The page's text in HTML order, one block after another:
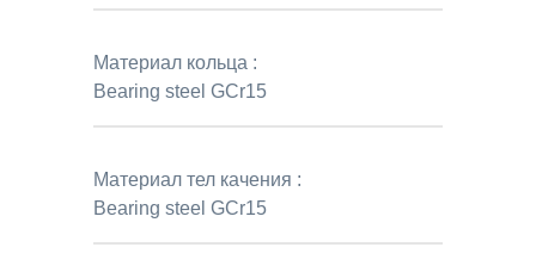
Материал кольца :
Bearing steel GCr15
Материал тел качения :
Bearing steel GCr15